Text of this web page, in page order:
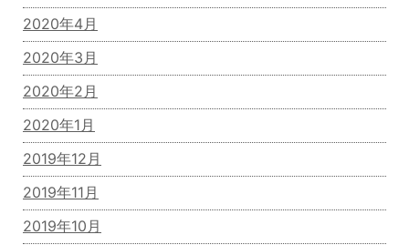
2020年4月
2020年3月
2020年2月
2020年1月
2019年12月
2019年11月
2019年10月